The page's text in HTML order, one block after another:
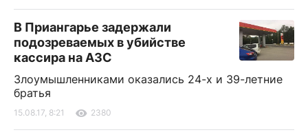
В Приангарье задержали
подозреваемых в убийстве
кассира на АЗС
Злоумышленниками оказались 24-х и 39-летние
братья
15.08.17, 8:21 2380